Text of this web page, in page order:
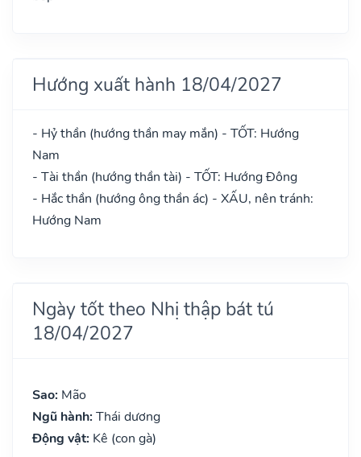
Hướng xuất hành 18/04/2027
- Hỷ thần (hướng thần may mắn) - TỐT: Hướng
Nam
- Tài thần (hướng thần tài) - TỐT: Hướng Đông
- Hắc thần (hướng ông thần ác) - XẤU, nên tránh:
Hướng Nam
Ngày tốt theo Nhị thập bát tú
18/04/2027
Sao: Mão
Ngũ hành: Thái dương
Động vật: Kê (con gà)